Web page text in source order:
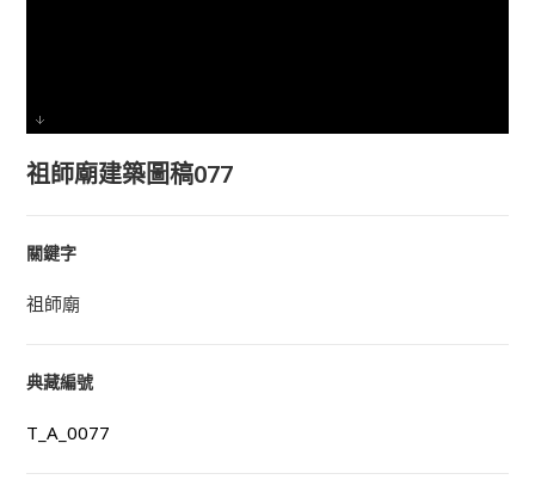
祖師廟建築圖稿077
關鍵字
祖師廟
典藏編號
T_A_0077